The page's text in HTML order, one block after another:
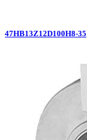
47HB13Z12D100H8-35